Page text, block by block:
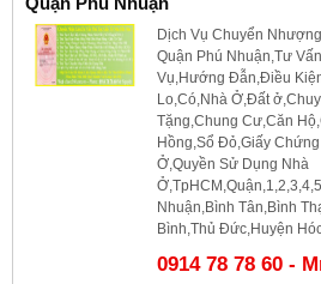
Dịch Vụ Chuyển
Quận Phú Nhuận,Tư
Vụ,Hướng Đẫn,Điều
Lo,Có,Nhà Ở,Đất
Tặng,Chung Cư,Căn
Hồng,Sổ Đỏ,Giấy
Ở,Quyền Sử Dụng Nhà
Nhuận,Bình Tân,Bình
Bình,Thủ Đức,Huyện
0914 78 78 60 -